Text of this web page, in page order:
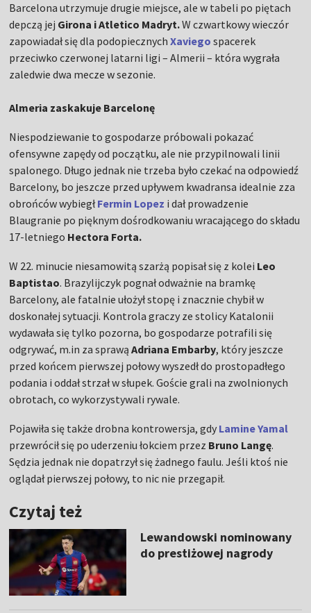
Barcelona utrzymuje drugie miejsce, ale w tabeli po piętach
depczą jej Girona i Atletico Madryt.W czwartkowy wieczór
zapowiadał się dla podopiecznychXaviego spacerek
przeciwko czerwonej latarni ligi – Almerii – która wygrała
zaledwie dwa mecze w sezonie.
Almeria zaskakuje Barcelonę
Niespodziewanie to gospodarze próbowali pokazać
ofensywne zapędy od początku, ale nie przypilnowali linii
spalonego. Długo jednak nie trzeba było czekać na odpowiedź
Barcelony, bo jeszcze przed upływem kwadransa idealnie zza
obrońców wybiegłFermin Lopez i dał prowadzenie
Blaugranie po pięknym dośrodkowaniu wracającego do składu
17-letniego Hectora Forta.
W 22. minucie niesamowitą szarżą popisał się z kolei Leo
Baptistao. Brazylijczyk pognał odważnie na bramkę
Barcelony, ale fatalnie ułożył stopę i znacznie chybił w
doskonałej sytuacji. Kontrola graczy ze stolicy Katalonii
wydawała się tylko pozorna, bo gospodarze potrafili się
odgrywać, m.in za sprawąAdriana Embarby, który jeszcze
przed końcem pierwszej połowy wyszedł do prostopadłego
podania i oddał strzał w słupek. Goście grali na zwolnionych
obrotach, co wykorzystywali rywale.
Pojawiła się także drobna kontrowersja, gdy Lamine Yamal
przewrócił się po uderzeniu łokciem przez Bruno Langę.
Sędzia jednak nie dopatrzył się żadnego faulu. Jeśli ktoś nie
oglądał pierwszej połowy, to nic nie przegapił.
Czytaj też
Lewandowski nominowany
do prestiżowej nagrody